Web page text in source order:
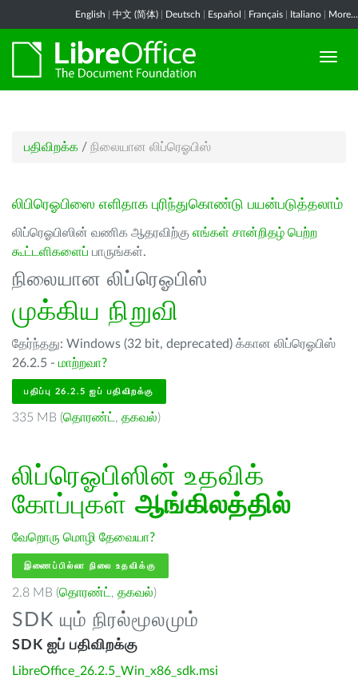
English 中文 (简体) Deutsch Español Français Italiano More...
பதிவிறக்க / நிலையான லிப்ரெஓபிஸ்
லிபிரெஓபிஸை எளிதாக புரிந்துகொண்டு பயன்படுத்தலாம்
லிப்ரெஓபிஸின் வணிக ஆதரவிற்கு எங்கள் சான்றிதழ் பெற்ற
கூட்டளிகளைப் பாருங்கள்.
நிலையான லிப்ரெஓபிஸ்
முக்கிய நிறுவி
தேர்ந்தது: Windows (32 bit, deprecated) க்கான லிப்ரெஓபிஸ்
26.2.5 - மாற்றவா?
பதிப்பு 26.2.5 ஐப் பதிவிறக்கு
335 MB (தொரண்ட் , தகவல்)
லிப்ரெஓபிஸின் உதவிக்
கோப்புகள் ஆங்கிலத்தில்
வேறொரு மொழி தேவையா?
இணைப்பில்லா நிலை உதவிக்கு
2.8 MB (தொரண்ட் , தகவல்)
SDK யும் நிரல்மூலமும்
SDK ஐப் பதிவிறக்கு
LibreOffice_26.2.5_Win_x86_sdk.msi